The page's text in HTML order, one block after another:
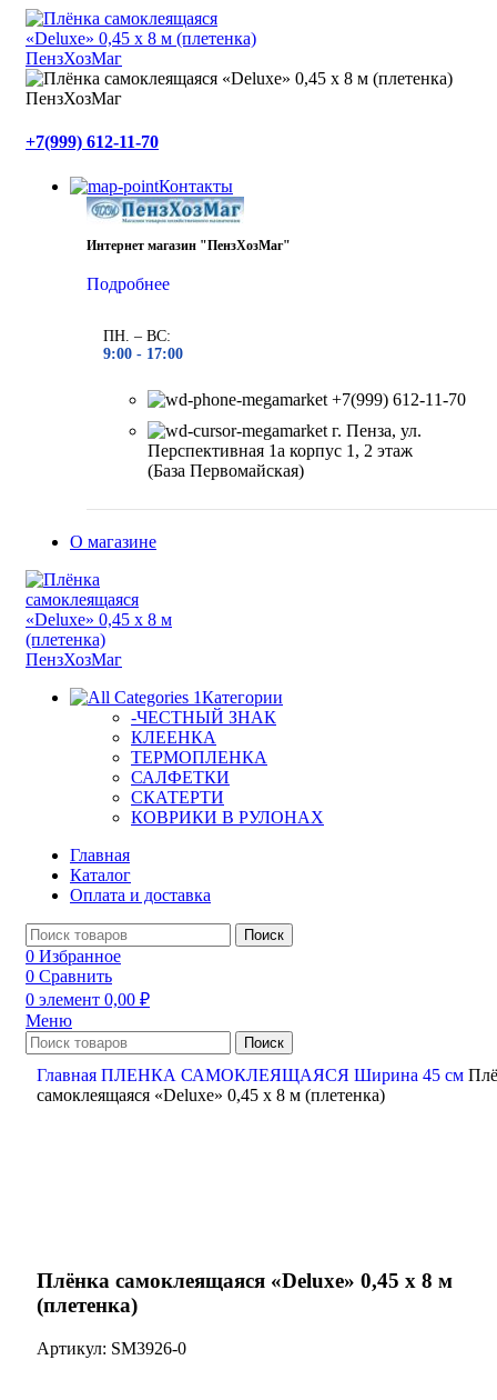
+7(999) 612-11-70
Контакты
Интернет магазин "ПензХозМаг"
Подробнее
ПН. – ВС:
9:00 - 17:00
+7(999) 612-11-70
г. Пенза, ул.
Перспективная 1а корпус 1, 2 этаж
(База Первомайская)
О магазине
Категории
-ЧЕСТНЫЙ ЗНАК
КЛЕЕНКА
ТЕРМОПЛЕНКА
САЛФЕТКИ
СКАТЕРТИ
КОВРИКИ В РУЛОНАХ
Главная
Каталог
Оплата и доставка
Поиск
0 Избранное
0 Сравнить
0 элемент 0,00 ₽
Меню
Поиск
Главная ПЛЕНКА САМОКЛЕЯЩАЯСЯ Ширина 45 см
самоклеящаяся «Deluxe» 0,45 х 8 м (плетенка)
Плёнка самоклеящаяся «Deluxe» 0,45 х 8 м
(плетенка)
Артикул: SM3926-0